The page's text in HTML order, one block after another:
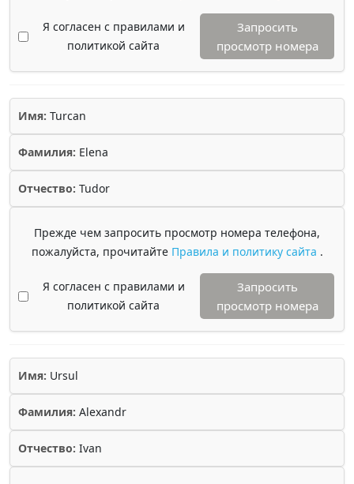
Я согласен с правилами и
политикой сайта
Запросить
просмотр номера
Имя: Turcan
Фамилия: Elena
Отчество: Tudor
Прежде чем запросить просмотр номера телефона,
пожалуйста, прочитайте Правила и политику сайта .
Я согласен с правилами и
политикой сайта
Запросить
просмотр номера
Имя: Ursul
Фамилия: Alexandr
Отчество: Ivan